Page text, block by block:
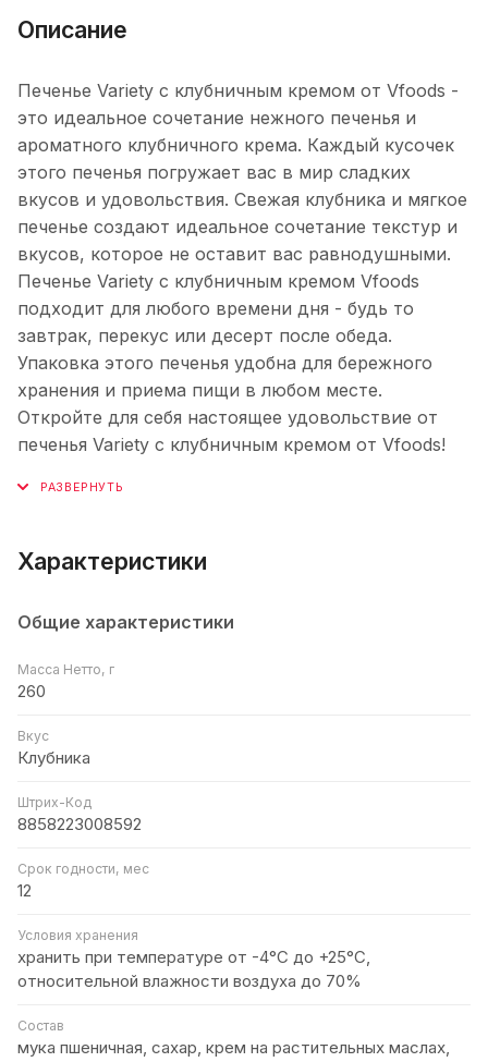
Описание
Печенье Variety с клубничным кремом от Vfoods -
это идеальное сочетание нежного печенья и
ароматного клубничного крема. Каждый кусочек
этого печенья погружает вас в мир сладких
вкусов и удовольствия. Свежая клубника и мягкое
печенье создают идеальное сочетание текстур и
вкусов, которое не оставит вас равнодушными.
Печенье Variety с клубничным кремом Vfoods
подходит для любого времени дня - будь то
завтрак, перекус или десерт после обеда.
Упаковка этого печенья удобна для бережного
хранения и приема пищи в любом месте.
Откройте для себя настоящее удовольствие от
печенья Variety с клубничным кремом от Vfoods!
Характеристики
Общие характеристики
Масса Нетто, г
260
Вкус
Клубника
Штрих-Код
8858223008592
Срок годности, мес
12
Условия хранения
хранить при температуре от -4°C до +25°C,
относительной влажности воздуха до 70%
Состав
мука пшеничная, сахар, крем на растительных маслах,